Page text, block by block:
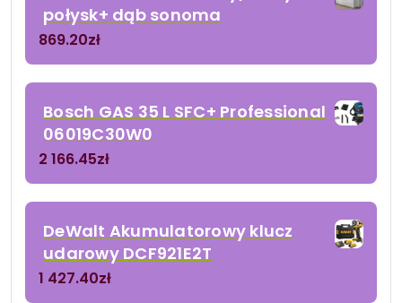
połysk+ dąb sonoma
869.20zł
Bosch GAS 35 L SFC+ Professional
06019C30W0
2 166.45zł
DeWalt Akumulatorowy klucz
udarowy DCF921E2T
1 427.40zł